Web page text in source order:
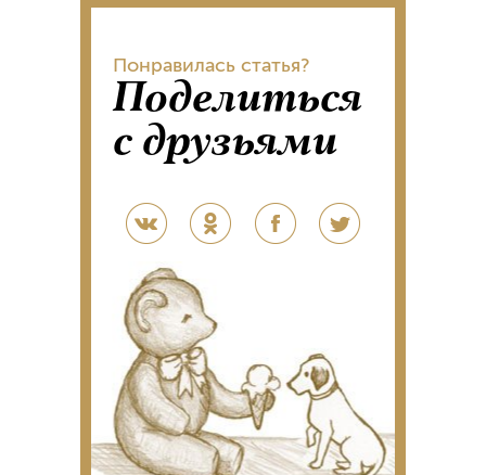
Понравилась статья?
Поделиться
с друзьями